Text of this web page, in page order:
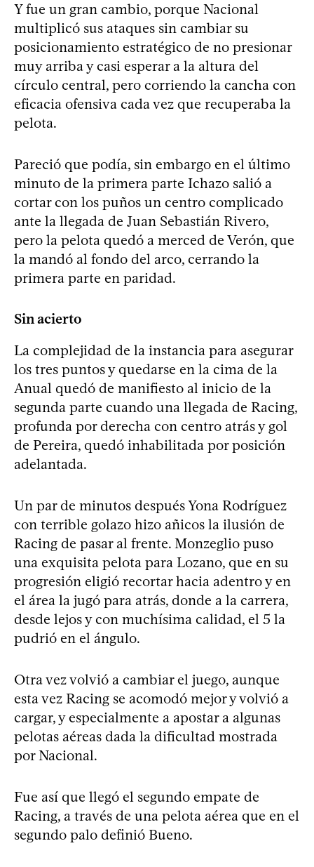
Y fue un gran cambio, porque Nacional
multiplicó sus ataques sin cambiar su
posicionamiento estratégico de no presionar
muy arriba y casi esperar a la altura del
círculo central, pero corriendo la cancha con
eficacia ofensiva cada vez que recuperaba la
pelota.
Pareció que podía, sin embargo en el último
minuto de la primera parte Ichazo salió a
cortar con los puños un centro complicado
ante la llegada de Juan Sebastián Rivero,
pero la pelota quedó a merced de Verón, que
la mandó al fondo del arco, cerrando la
primera parte en paridad.
Sin acierto
La complejidad de la instancia para asegurar
los tres puntos y quedarse en la cima de la
Anual quedó de manifiesto al inicio de la
segunda parte cuando una llegada de Racing,
profunda por derecha con centro atrás y gol
de Pereira, quedó inhabilitada por posición
adelantada.
Un par de minutos después Yona Rodríguez
con terrible golazo hizo añicos la ilusión de
Racing de pasar al frente. Monzeglio puso
una exquisita pelota para Lozano, que en su
progresión eligió recortar hacia adentro y en
el área la jugó para atrás, donde a la carrera,
desde lejos y con muchísima calidad, el 5 la
pudrió en el ángulo.
Otra vez volvió a cambiar el juego, aunque
esta vez Racing se acomodó mejor y volvió a
cargar, y especialmente a apostar a algunas
pelotas aéreas dada la dificultad mostrada
por Nacional.
Fue así que llegó el segundo empate de
Racing, a través de una pelota aérea que en el
segundo palo definió Bueno.